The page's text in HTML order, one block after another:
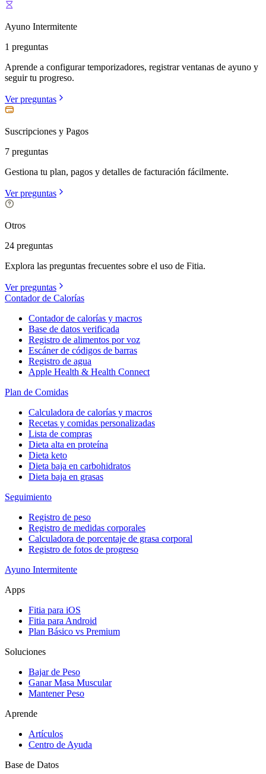
Ayuno Intermitente
1 preguntas
Aprende a configurar temporizadores, registrar ventanas de ayuno y
seguir tu progreso.
Ver preguntas
Suscripciones y Pagos
7 preguntas
Gestiona tu plan, pagos y detalles de facturación fácilmente.
Ver preguntas
Otros
24 preguntas
Explora las preguntas frecuentes sobre el uso de Fitia.
Ver preguntas
Contador de Calorías
Contador de calorías y macros
Base de datos verificada
Registro de alimentos por voz
Escáner de códigos de barras
Registro de agua
Apple Health & Health Connect
Plan de Comidas
Calculadora de calorías y macros
Recetas y comidas personalizadas
Lista de compras
Dieta alta en proteína
Dieta keto
Dieta baja en carbohidratos
Dieta baja en grasas
Seguimiento
Registro de peso
Registro de medidas corporales
Calculadora de porcentaje de grasa corporal
Registro de fotos de progreso
Ayuno Intermitente
Apps
Fitia para iOS
Fitia para Android
Plan Básico vs Premium
Soluciones
Bajar de Peso
Ganar Masa Muscular
Mantener Peso
Aprende
Artículos
Centro de Ayuda
Base de Datos